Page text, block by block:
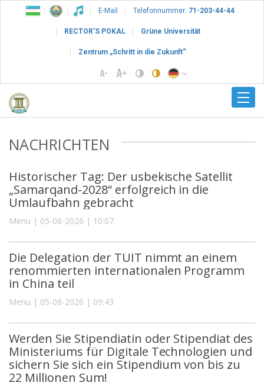
E-Mail Telefonnummer: 71-203-44-44
RECTOR’S POKAL Grüne Universität
Zentrum „Schritt in die Zukunft“
NACHRICHTEN
Historischer Tag: Der usbekische Satellit
„Samarqand-2028“ erfolgreich in die
Umlaufbahn gebracht
Menu | 05-08-2026 | 10:07
Die Delegation der TUIT nimmt an einem
renommierten internationalen Programm
in China teil
Menu | 05-08-2026 | 09:43
Werden Sie Stipendiatin oder Stipendiat des
Ministeriums für Digitale Technologien und
sichern Sie sich ein Stipendium von bis zu
22 Millionen Sum!